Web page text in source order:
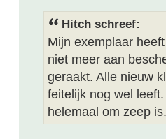
Hitch schreef:
Mijn exemplaar
niet meer aan
geraakt. Alle nieuw
feitelijk nog wel
helemaal om zeep is.